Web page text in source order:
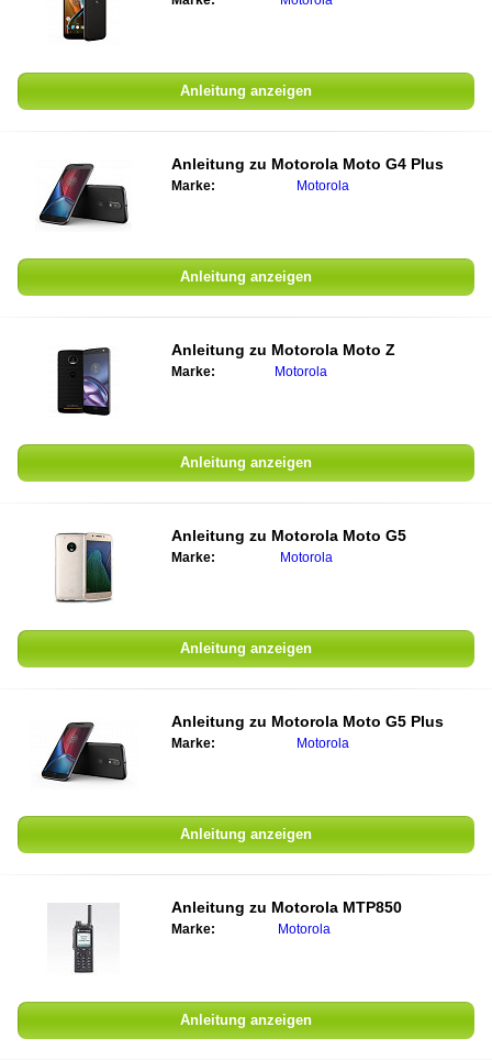
Anleitung anzeigen
Anleitung zu Motorola Moto G4 Plus
Marke: Motorola
Anleitung anzeigen
Anleitung zu Motorola Moto Z
Marke: Motorola
Anleitung anzeigen
Anleitung zu Motorola Moto G5
Marke: Motorola
Anleitung anzeigen
Anleitung zu Motorola Moto G5 Plus
Marke: Motorola
Anleitung anzeigen
Anleitung zu Motorola MTP850
Marke: Motorola
Anleitung anzeigen